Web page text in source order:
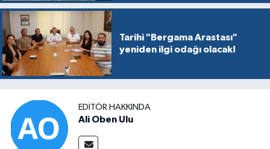
Tarihi "Bergama Arastası"
yeniden ilgi odağı olacak!
EDITÖR HAKKINDA
Ali Oben Ulu